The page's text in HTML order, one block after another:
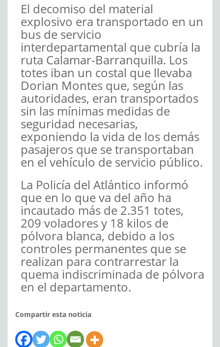
El decomiso del material
explosivo era transportado en un
bus de servicio
interdepartamental que cubría la
ruta Calamar-Barranquilla. Los
totes iban un costal que llevaba
Dorian Montes que, según las
autoridades, eran transportados
sin las mínimas medidas de
seguridad necesarias,
exponiendo la vida de los demás
pasajeros que se transportaban
en el vehículo de servicio público.
La Policía del Atlántico informó
que en lo que va del año ha
incautado más de 2.351 totes,
209 voladores y 18 kilos de
pólvora blanca, debido a los
controles permanentes que se
realizan para contrarrestar la
quema indiscriminada de pólvora
en el departamento.
Compartir esta noticia